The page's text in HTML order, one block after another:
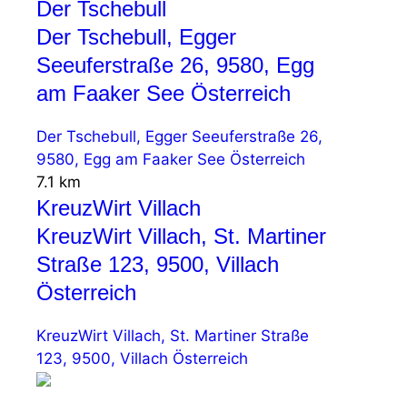
Der Tschebull
Der Tschebull, Egger
Seeuferstraße 26, 9580, Egg
am Faaker See Österreich
Der Tschebull, Egger Seeuferstraße 26,
9580, Egg am Faaker See Österreich
7.1 km
KreuzWirt Villach
KreuzWirt Villach, St. Martiner
Straße 123, 9500, Villach
Österreich
KreuzWirt Villach, St. Martiner Straße
123, 9500, Villach Österreich